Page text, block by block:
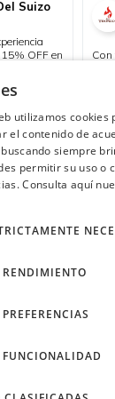
Suizo
OFF en
Válido
2
Con
ayuda?
utilizamos cookies
el contenido de
siempre
permitir su uso o
Consulta aquí